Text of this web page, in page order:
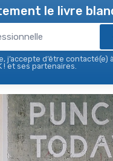
le livre
j’accepte d’être contacté(e)
! et ses partenaires.